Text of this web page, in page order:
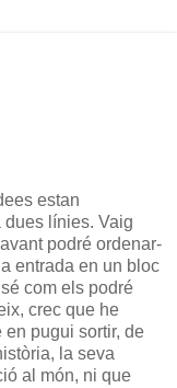
estan
línies. Vaig
podré ordenar-
entrada en un bloc
com els podré
crec que he
pugui sortir, de
la seva
al món, ni que